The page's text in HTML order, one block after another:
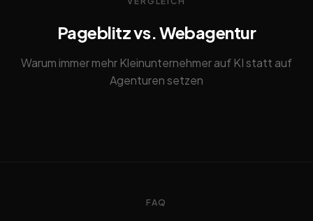
Pageblitz vs. Webagentur
Warum immer mehr Kleinunternehmer auf KI statt auf
Agenturen setzen
FAQ